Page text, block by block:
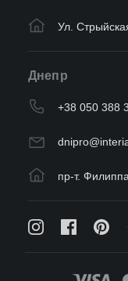
Ул.
Днепр
+38 050 388
пр-т.